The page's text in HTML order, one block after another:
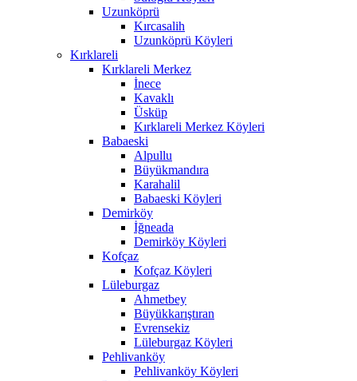
Uzunköprü
Kırcasalih
Uzunköprü Köyleri
Kırklareli
Kırklareli Merkez
İnece
Kavaklı
Üsküp
Kırklareli Merkez Köyleri
Babaeski
Alpullu
Büyükmandıra
Karahalil
Babaeski Köyleri
Demirköy
İğneada
Demirköy Köyleri
Kofçaz
Kofçaz Köyleri
Lüleburgaz
Ahmetbey
Büyükkarıştıran
Evrensekiz
Lüleburgaz Köyleri
Pehlivanköy
Pehlivanköy Köyleri